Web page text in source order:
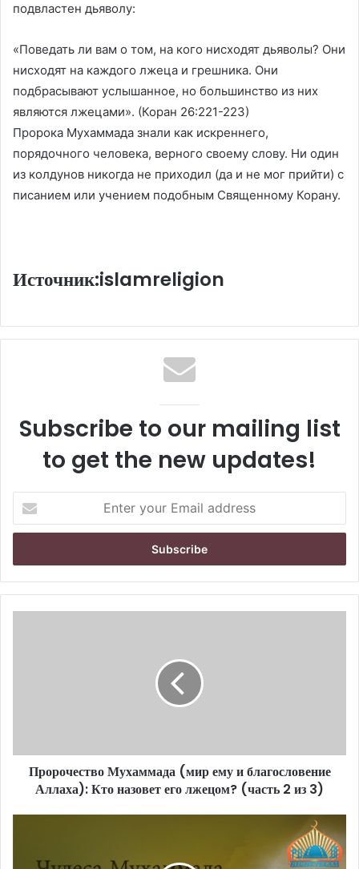
подвластен дьяволу:
«Поведать ли вам о том, на кого нисходят дьяволы? Они
нисходят на каждого лжеца и грешника. Они
подбрасывают услышанное, но большинство из них
являются лжецами». (Коран 26:221-223)
Пророка Мухаммада знали как искреннего,
порядочного человека, верного своему слову. Ни один
из колдунов никогда не приходил (да и не мог прийти) с
писанием или учением подобным Священному Корану.
Источник:islamreligion
Subscribe to our mailing list
to get the new updates!
t
r
y
Пророчество Мухаммада (мир ему и благословение
Аллаха): Кто назовет его лжецом? (часть 2 из 3)